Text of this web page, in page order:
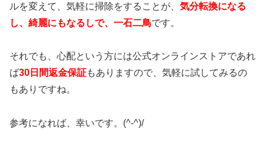
ルを変えて、気軽に掃除をすることが、 気分転換になる
し、綺麗にもなるしで、一石二鳥です。
それでも、心配という方には公式オンラインストアであれ
ば30日間返金保証もありますので、気軽に試してみるの
もありですね。
参考になれば、幸いです。(^-^)/